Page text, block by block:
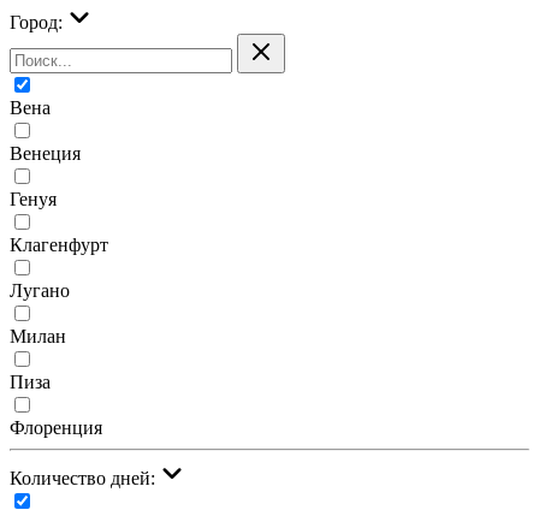
Город:
Вена
Венеция
Генуя
Клагенфурт
Лугано
Милан
Пиза
Флоренция
Количество дней: